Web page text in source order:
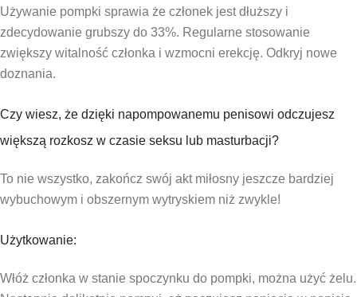
Używanie pompki sprawia że członek jest dłuższy i
zdecydowanie grubszy do 33%. Regularne stosowanie
zwiększy witalność członka i wzmocni erekcję. Odkryj nowe
doznania.
Czy wiesz, że dzięki napompowanemu penisowi odczujesz
większą rozkosz w czasie seksu lub masturbacji?
To nie wszystko, zakończ swój akt miłosny jeszcze bardziej
wybuchowym i obszernym wytryskiem niż zwykle!
Użytkowanie:
Włóż członka w stanie spoczynku do pompki, można użyć żelu.